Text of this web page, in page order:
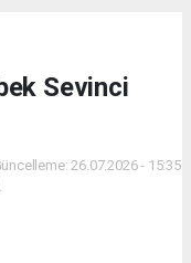
Sevinci
26.07.2026 - 15:35